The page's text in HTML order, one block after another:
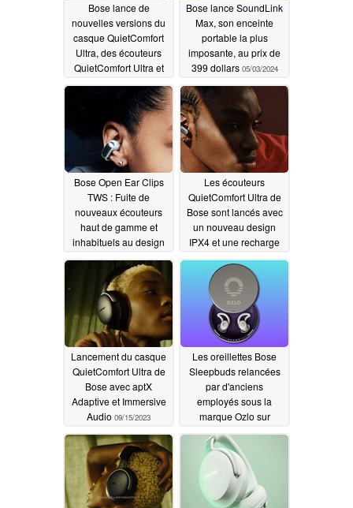
Bose lance de
nouvelles versions du
casque QuietComfort
Ultra, des écouteurs
QuietComfort Ultra et
des écouteurs ouverts
Ultra avec une remise
de lancement09/03/2024
Bose lance SoundLink
Max, son enceinte
portable la plus
imposante, au prix de
399 dollars 05/03/2024
Bose Open Ear Clips
TWS : Fuite de
nouveaux écouteurs
haut de gamme et
inhabituels au design
unique01/14/2024
Les écouteurs
QuietComfort Ultra de
Bose sont lancés avec
un nouveau design
IPX4 et une recharge
sans fil en option
09/15/2023
Lancement du casque
QuietComfort Ultra de
Bose avec aptX
Adaptive et Immersive
Audio 09/15/2023
Les oreillettes Bose
Sleepbuds relancées
par d'anciens
employés sous la
marque Ozlo sur
Kickstarter08/26/2023